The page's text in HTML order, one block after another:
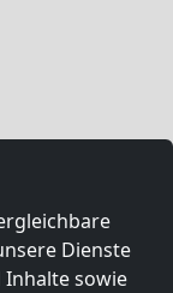
Dienste
sowie